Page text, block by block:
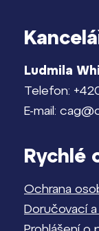
Ludmila
Telefon:
E-mail:
Rychlé
Ochrana
Doručovací